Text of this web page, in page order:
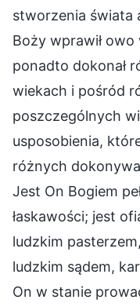
stworzenia świata
Boży wprawił owo
ponadto dokonał
wiekach i pośród
poszczególnych
usposobienia,
różnych
Jest On Bogiem
łaskawości; jest
ludzkim
ludzkim sądem,
On w stanie